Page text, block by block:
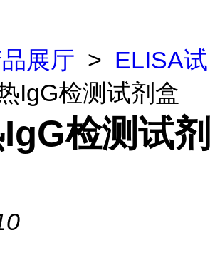
展厅 > ELISA试
IgG检测试剂盒
检测试剂